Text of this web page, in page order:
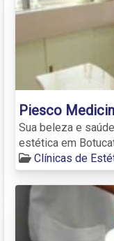
Piesco
Sua beleza e
estética em
Clínicas de